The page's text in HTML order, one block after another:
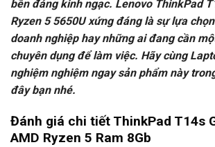
bền đáng kinh ngạc. Lenovo ThinkPad
Ryzen 5 5650U xứng đáng là sự lựa
doanh nghiệp hay những ai đang cần
chuyên dụng để làm việc. Hãy cùng
nghiệm nghiệm ngay sản phẩm này
đây bạn nhé.
Đánh giá chi tiết ThinkPad T14s
AMD Ryzen 5 Ram 8Gb